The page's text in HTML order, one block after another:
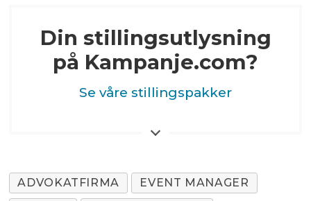
Din stillingsutlysning
på Kampanje.com?
Se våre stillingspakker
ADVOKATFIRMA
EVENT MANAGER